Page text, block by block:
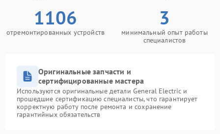
1106
отремонтированных устройств
3
минимальный опыт работы
специалистов
Оригинальные запчасти и
сертифицированные мастера
Используются оригинальные детали General Electric и
прошедшие сертификацию специалисты, что гарантирует
корректную работу после ремонта и сохранение
гарантийных обязательств